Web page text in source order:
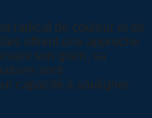
radical de couleur et de
offrent une approche
son grain, sa
sont
capacité à souligner